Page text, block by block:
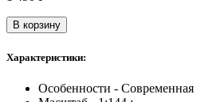
В корзину
Характеристики:
Особенности - Современная